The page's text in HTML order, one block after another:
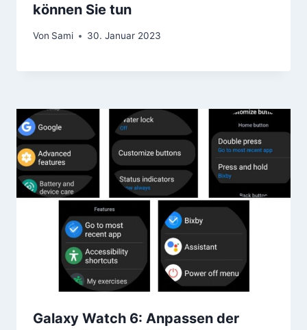
können Sie tun
Von Sami 30. Januar 2023
Galaxy Watch 6: Anpassen der